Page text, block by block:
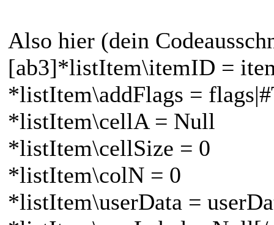
Also hier (dein
[ab3]*listItem\itemID =
*listItem\addFlags =
*listItem\cellA = Null
*listItem\cellSize = 0
*listItem\colN = 0
*listItem\userData =